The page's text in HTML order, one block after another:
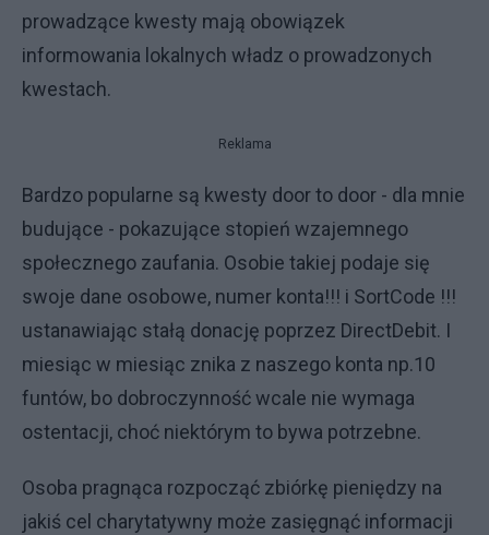
prowadzące kwesty mają obowiązek
informowania lokalnych władz o prowadzonych
kwestach.
Reklama
Bardzo popularne są kwesty door to door - dla mnie
budujące - pokazujące stopień wzajemnego
społecznego zaufania. Osobie takiej podaje się
swoje dane osobowe, numer konta!!! i SortCode !!!
ustanawiając stałą donację poprzez DirectDebit. I
miesiąc w miesiąc znika z naszego konta np.10
funtów, bo dobroczynność wcale nie wymaga
ostentacji, choć niektórym to bywa potrzebne.
Osoba pragnąca rozpocząć zbiórkę pieniędzy na
jakiś cel charytatywny może zasięgnąć informacji